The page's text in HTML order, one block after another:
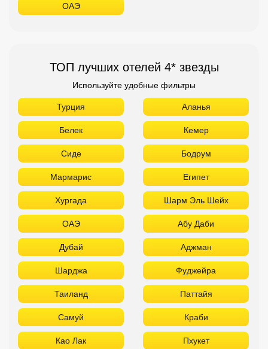
ОАЭ
ТОП лучших отелей 4* звезды
Используйте удобные фильтры
Турция Аланья
Белек Кемер
Сиде Бодрум
Мармарис Египет
Хургада Шарм Эль Шейх
ОАЭ Абу Даби
Дубай Аджман
Шарджа Фуджейра
Таиланд Паттайя
Самуй Краби
Као Лак Пхукет